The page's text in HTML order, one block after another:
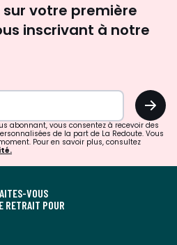
newsletter
votre première
inscrivant à notre
OK
abonnant, vous consentez à recevoir des
de la part de La Redoute. Vous
Pour en savoir plus, consultez
VOUS
RETRAIT POUR